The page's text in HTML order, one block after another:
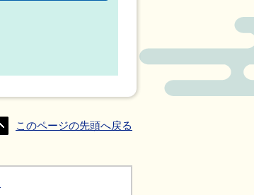
このページの先頭へ戻る